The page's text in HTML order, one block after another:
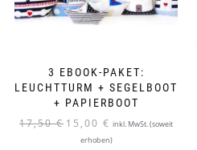
3 EBOOK-PAKET:
LEUCHTTURM + SEGELBOOT
+ PAPIERBOOT
17,50€ Ursprünglicher
Preis
15,00 € Aktueller
Preis
inkl. MwSt. (soweit
erhoben)